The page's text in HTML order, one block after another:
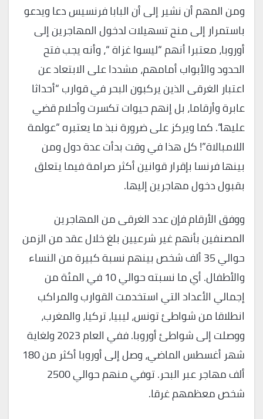
ومن المهم أن نشير إلى أن البابا فرنسيس دعا ويدعو
باستمرار إلى منح تسهيلات لدخول المهاجرين إلى
أوروبا، معتبرا أنهم “ليسوا غزاة “، وأنه يجب فتح
الحدود والأبواب أمامهم، مشددا على الابتعاد عن
اعتبار الغرقى الذين يركبون البحر في قوارب “أحداثا
عابرة وأرقاما، بل إنهم حيوات تكسرت وأحلام قضي
عليها“. كما ويركز على ضرورة نبذ ما يعتبره “عولمة
اللامبالاة”! كل هذا في وقت بدأت عدة دول ومن
بينها فرنسا بإقرار قوانين أكثر صرامة فيما يتعلق
بقبول دخول مهاجرين إليها.
ووفق الأرقام فإن عدد الغرقى من المهاجرين
المصنفين بأنهم غير شرعيين بلغ خلال عقد من الزمن
حوالي 35 ألف شخص بينهم نسبة كبيرة من النساء
والأطفال. أي ما نسبته حوالي 10 في المئة من
إجمالي الأعداد التي استخدمت القوارب والمراكب
انطلاقا من شواطئ تونس، ليبيا، تركيا، والمغرب،
ووصلت إلى شواطئ أوروبا. ففي العام 2023 ولغاية
شهر أغسطس الماضي، وصل إلى أوروبا أكثر من 180
ألف مهاجر عبر البحر. توفي منهم حوالي 2500
شخص معظمهم غرقا.